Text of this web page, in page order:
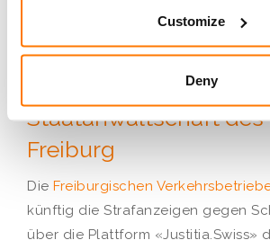
Customize
Deny
mittels der Digitalisierung zu
Erster Pilotversuch mit
Staatanwaltschaft des
Freiburg
Die Freiburgischen
künftig die Strafanzeigen gegen
über die Plattform «Justitia.Swiss»